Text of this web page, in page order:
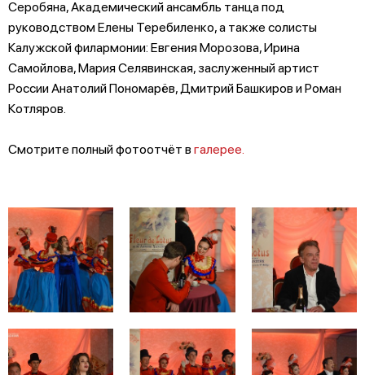
Серобяна, Академический ансамбль танца под
руководством Елены Теребиленко, а также солисты
Калужской филармонии: Евгения Морозова, Ирина
Самойлова, Мария Селявинская, заслуженный артист
России Анатолий Пономарёв, Дмитрий Башкиров и Роман
Котляров.
Смотрите полный фотоотчёт вгалерее.